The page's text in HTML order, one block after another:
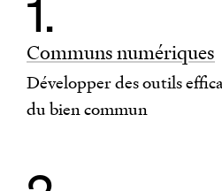
Communs numériques
Développer des outils
du bien commun